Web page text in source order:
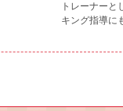
トレーナーと
キング指導に